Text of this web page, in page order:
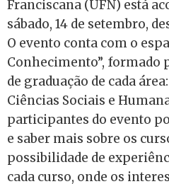
Franciscana (UFN) está
sábado, 14 de setembro,
O evento conta com o
Conhecimento”, formado
de graduação de cada
Ciências Sociais e
participantes do evento
e saber mais sobre os
possibilidade de
cada curso, onde os